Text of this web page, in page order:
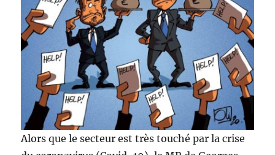
Alors que le secteur est très touché par la crise